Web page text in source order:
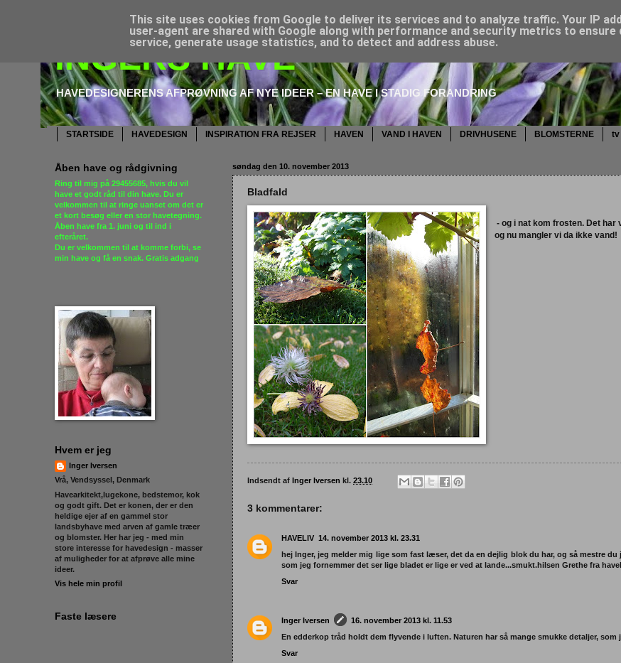
INGERS HAVE
HAVEDESIGNERENS AFPRØVNING AF NYE IDEER – EN HAVE I STADIG FORANDRING
STARTSIDE HAVEDESIGN INSPIRATION FRA REJSER HAVEN VAND I HAVEN DRIVHUSENE BLOMSTERNE tv
søndag den 10. november 2013
Bladfald
- og i nat kom frosten. Det
og nu mangler vi da ikke vand!
Indsendt af Inger Iversen kl. 23.10
3 kommentarer:
HAVELIV 14. november 2013 kl. 23.31
hej Inger, jeg melder mig lige som fast læser, det da en dejlig blok du har, og så mestre
som jeg fornemmer det ser lige bladet er lige er ved at lande...smukt.hilsen Grethe fra
Svar
Inger Iversen
16. november 2013 kl. 11.53
En edderkop tråd holdt dem flyvende i luften. Naturen har så mange smukke detaljer, som
Svar
Åben have og rådgivning
Ring til mig på 29455685, hvis du vil
have et godt råd til din have. Du er
velkommen til at ringe uanset om det er
et kort besøg eller en stor havetegning.
Åben have fra 1. juni og til ind i
efteråret.
Du er velkommen til at komme forbi, se
min have og få en snak. Gratis adgang
Hvem er jeg
Inger Iversen
Vrå, Vendsyssel, Denmark
Havearkitekt,lugekone, bedstemor, kok
og godt gift. Det er konen, der er den
heldige ejer af en gammel stor
landsbyhave med arven af gamle træer
og blomster. Her har jeg - med min
store interesse for havedesign - masser
af muligheder for at afprøve alle mine
ideer.
Vis hele min profil
Faste læsere
This site uses cookies from Google to deliver its services and to analyze traffic. Your IP
user-agent are shared with Google along with performance and security metrics to ensure
service, generate usage statistics, and to detect and address abuse.